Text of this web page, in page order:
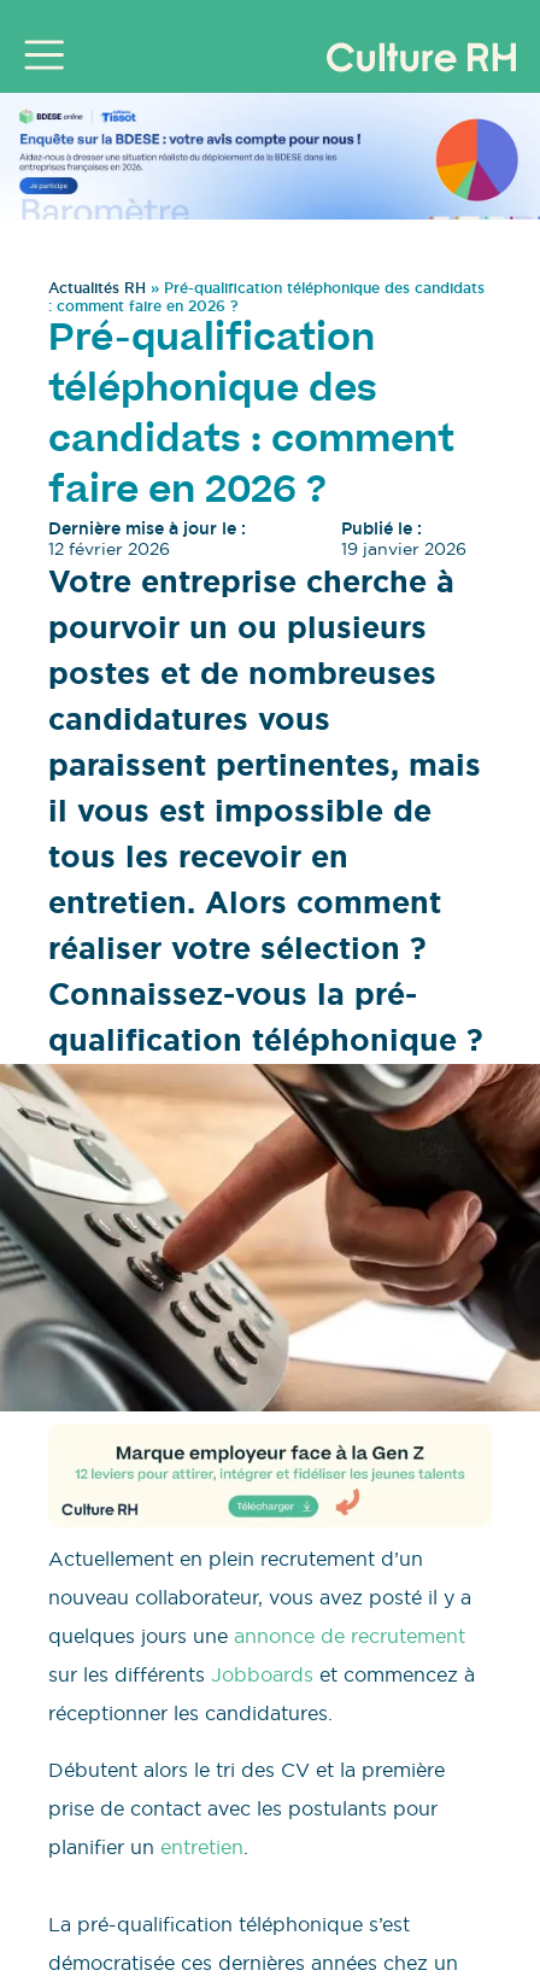
Actualités RH » Pré-qualification téléphonique des candidats
: comment faire en 2026 ?
Pré-qualification
téléphonique des
candidats : comment
faire en 2026 ?
Dernière mise à jour le :
12 février 2026
Publié le :
19 janvier 2026
Votre entreprise cherche à
pourvoir un ou plusieurs
postes et de nombreuses
candidatures vous
paraissent pertinentes, mais
il vous est impossible de
tous les recevoir en
entretien. Alors comment
réaliser votre sélection ?
Connaissez-vous la pré-
qualification téléphonique ?
Actuellement en plein recrutement d’un
nouveau collaborateur, vous avez posté il y a
quelques jours une annonce de recrutement
sur les différents Jobboards et commencez à
réceptionner les candidatures.
Débutent alors le tri des CV et la première
prise de contact avec les postulants pour
planifier un entretien
La pré-qualification téléphonique s’est
démocratisée ces dernières années chez un